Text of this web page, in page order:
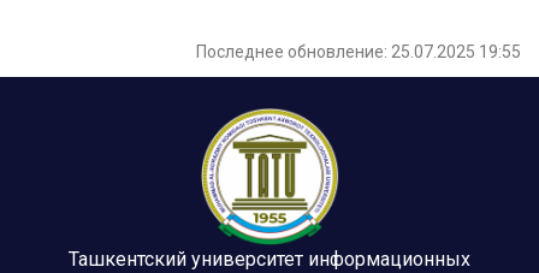
Последнее обновление: 25.07.2025 19:55
Ташкентский университет информационных